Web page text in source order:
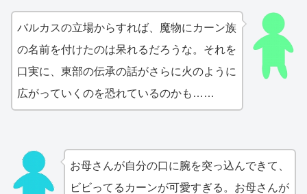
バルカスの立場からすれば、魔物にカーン族
の名前を付けたのは呆れるだろうな。それを
口実に、東部の伝承の話がさらに火のように
広がっていくのを恐れているのかも……
お母さんが自分の口に腕を突っ込んできて、
ビビってるカーンが可愛すぎる。お母さんが